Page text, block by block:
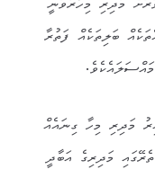
މަދިރި މިހާރުވަނީ
ބަލިތަކެއް ފަތުރާ
މަދިރި މިހާ ގިނައެއް
އަހަރު ތެރޭގައި މަދިރިގެ އަބާދީ